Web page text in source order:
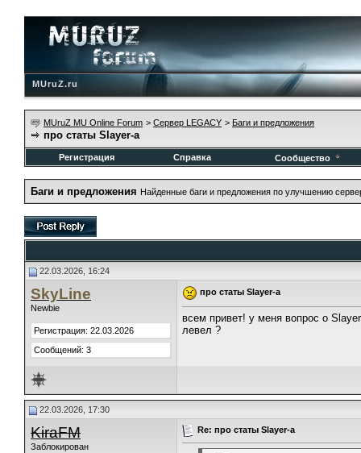
MUruZ.ru
MUruZ MU Online Forum > Сервер LEGACY > Баги и предложения
про статы Slayer-a
Регистрация Справка Сообщество
Баги и предложения Найденные баги и предложения по улучшению
22.03.2026, 16:24
SkyLine
Newbie
Регистрация: 22.03.2026
Сообщений: 3
про статы Slayer-a
всем привет! у меня вопрос о
левел ?
22.03.2026, 17:30
KiraFM
Заблокирован
Re: про статы Slayer-a